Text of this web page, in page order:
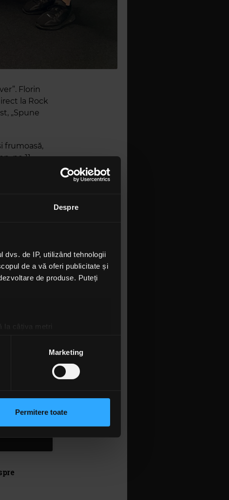
Despre
dvs. de IP, utilizând tehnologii
de a vă oferi publicitate și
de produse. Puteți
la câțiva metri
la
secțiunea cu detalii
cu privire la modul în
în urma folosirii serviciilor
Marketing
Permitere toate
Florin
la Rock
„Spune
frumoasă,
pe 11
Tudor
Driver”, e
la marele
de
Outflow,